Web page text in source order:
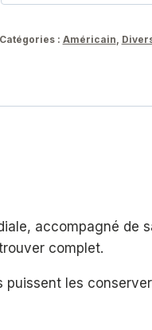
Catégories : Américain
accompagné de
complet.
les